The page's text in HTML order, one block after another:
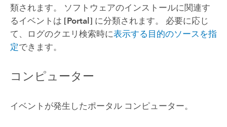
類されます。 ソフトウェアのインストールに関連す
るイベントは [Portal] に分類されます。 必要に応じ
て、ログのクエリ検索時に表示する目的のソースを指
定できます。
コンピューター
イベントが発生したポータル コンピューター。